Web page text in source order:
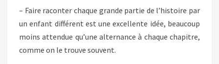
– Faire raconter chaque grande partie de l’histoire par
un enfant différent est une excellente idée, beaucoup
moins attendue qu’une alternance à chaque chapitre,
comme on le trouve souvent.